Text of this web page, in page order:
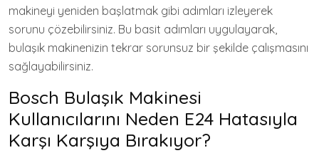
makineyi yeniden başlatmak gibi adımları izleyerek
sorunu çözebilirsiniz. Bu basit adımları uygulayarak,
bulaşık makinenizin tekrar sorunsuz bir şekilde çalışmasını
sağlayabilirsiniz.
Bosch Bulaşık Makinesi
Kullanıcılarını Neden E24 Hatasıyla
Karşı Karşıya Bırakıyor?